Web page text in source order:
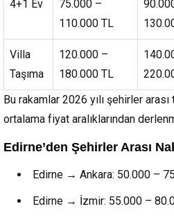
4+1 Ev
75.000 –
110.000 TL
Villa
Taşıma
120.000 –
180.000 TL
Bu rakamlar 2026 yılı şehirler arası
ortalama fiyat aralıklarından
Edirne’den Şehirler Arası
Edirne → Ankara: 50.000 –
Edirne → İzmir: 55.000 –